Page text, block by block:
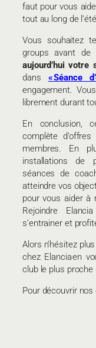
faut pour vous
tout au long de l’été.
Vous souhaitez
groups avant de
aujourd’hui votre
dans « Séance
engagement.
librement durant
En conclusion,
complète
membres. En
installations de
séances de
atteindre vos
pour vous aider à
Rejoindre
s’entrainer et
Alors n’hésitez
chez Elancia en
club le plus proche
Pour découvrir